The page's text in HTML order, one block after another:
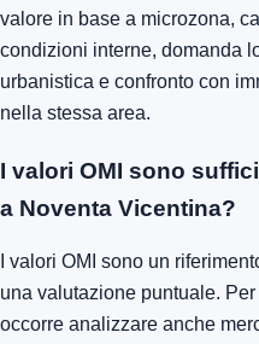
valore in base a microzona,
condizioni interne, domanda
urbanistica e confronto con
nella stessa area.
I valori OMI sono
a Noventa Vicentina?
I valori OMI sono un
una valutazione puntuale.
occorre analizzare anche